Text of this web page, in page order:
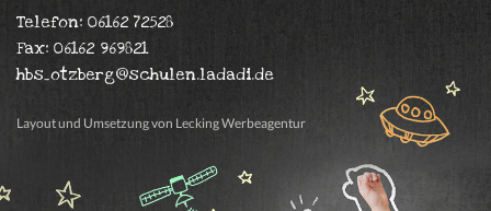
Telefon: 06162 72528
Fax: 06162 969821
hbs_otzberg@schulen.ladadi.de
Layout und Umsetzung von Lecking Werbeagentur